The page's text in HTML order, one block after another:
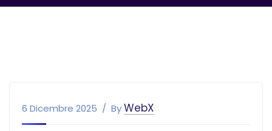
6 Dicembre 2025 ByWebX